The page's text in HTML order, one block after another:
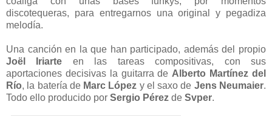
discotequeras, para entregarnos una original y pegadiza
melodía.
Una canción en la que han participado, además del propio
Joël Iriarte en las tareas compositivas, con sus
aportaciones decisivas la guitarra de Alberto Martínez del
Río, la batería de Marc López y el saxo de Jens Neumaier.
Todo ello producido por Sergio Pérez de Svper.